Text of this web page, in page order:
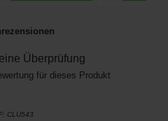
Überprüfung
für dieses Produkt
CLU543